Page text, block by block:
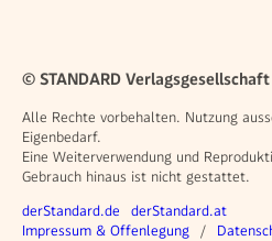
© STANDARD
Alle Rechte vorbehalten. Nutzung
Eigenbedarf.
Eine Weiterverwendung und
Gebrauch hinaus ist nicht gestattet.
Weitere Angebote
derStandard.de derStandard.at
Rechtliches
Impressum & Offenlegung